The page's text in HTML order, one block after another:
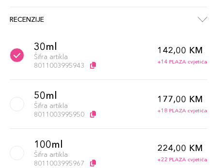
RECENZIJE
30ml
Šifra artikla
8011003995943
142,00 KM
+14 PLAZA cvjetića
50ml
Šifra artikla
8011003995950
177,00 KM
+18 PLAZA cvjetića
100ml
Šifra artikla
8011003995967
224,00 KM
+22 PLAZA cvjetića